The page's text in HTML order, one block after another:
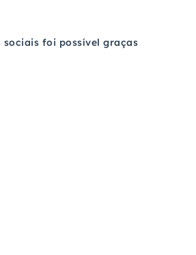
sociais foi possível graças